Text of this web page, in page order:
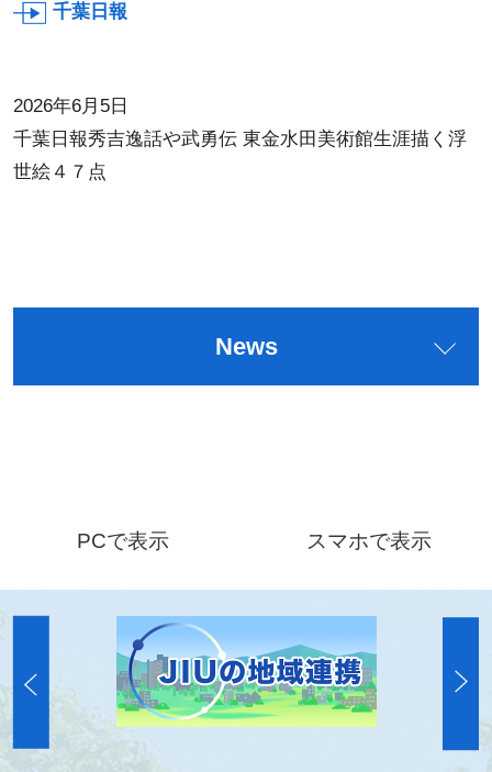
千葉日報
2026年6月5日
千葉日報秀吉逸話や武勇伝 東金水田美術館生涯描く浮
世絵４７点
News
PCで表示 スマホで表示